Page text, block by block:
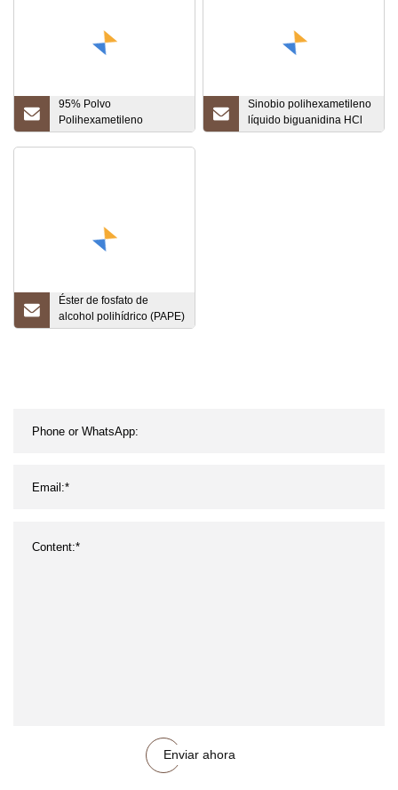
95% Polvo
Polihexametileno
Biguanida Phmb CAS
Sinobio polihexametileno
líquido biguanidina HCl
Phmb 20% CAS 32289-
Éster de fosfato de
alcohol polihídrico (PAPE)
50% Tratamiento de agua
Enviar ahora